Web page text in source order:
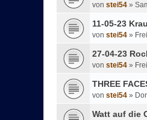
von stei54 »
11-05-23
von stei54 »
27-04-23
von stei54 »
THREE
von stei54 »
Watt auf die